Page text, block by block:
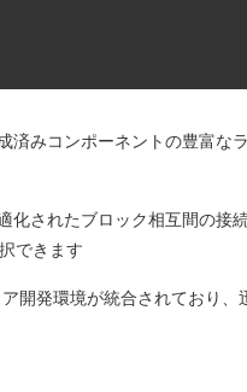
済みコンポーネントの豊富な
されたブロック相互間の接
できます
開発環境が統合されており、